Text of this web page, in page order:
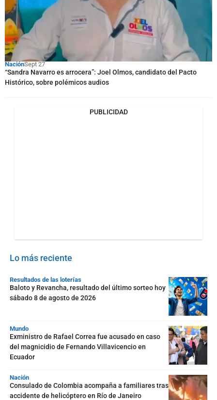
NaciónSept 27
“Sandra Navarro es arrocera”: Joel Olmos, candidato del Pacto
Histórico, sobre polémicos audios
PUBLICIDAD
Lo más reciente
Resultados de las loterías
Baloto y Revancha, resultado del último sorteo hoy
sábado 8 de agosto de 2026
Mundo
Exministro de Rafael Correa fue acusado en caso
del magnicidio de Fernando Villavicencio en
Ecuador
Nación
Consulado de Colombia acompaña a familiares tras
accidente de helicóptero en Río de Janeiro